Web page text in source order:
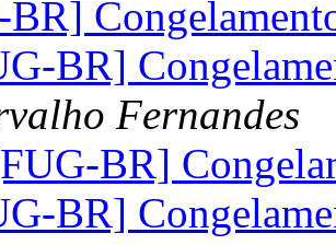
BR]
Fernandes
BR]
BR]